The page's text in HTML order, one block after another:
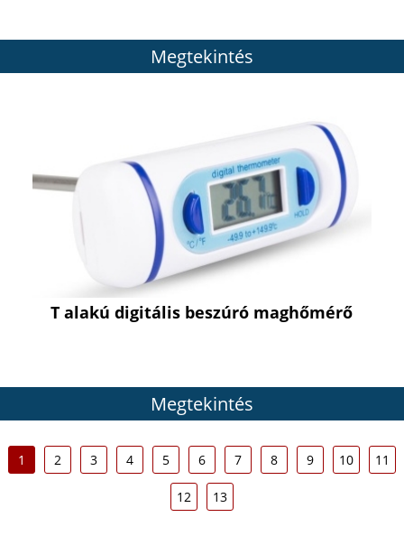
Megtekintés
T alakú digitális beszúró maghőmérő
Megtekintés
1 2 3 4 5 6 7 8 9 10 11
12 13